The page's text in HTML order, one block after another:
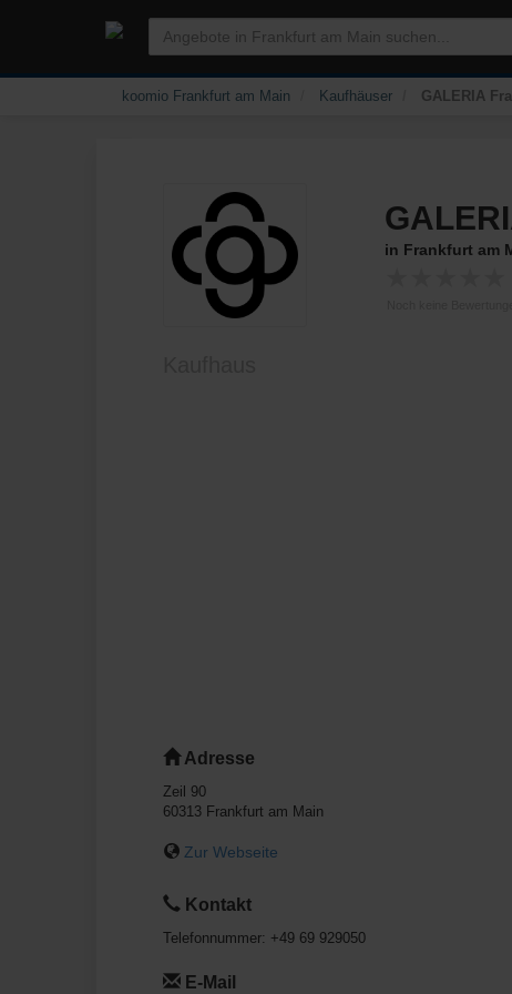
koomio Frankfurt am Main Kaufhäuser GALERIA
in Frankfurt am
Adresse
Zeil 90
60313 Frankfurt am Main
Zur Webseite
Kontakt
Telefonnummer: +49 69 929050
E-Mail